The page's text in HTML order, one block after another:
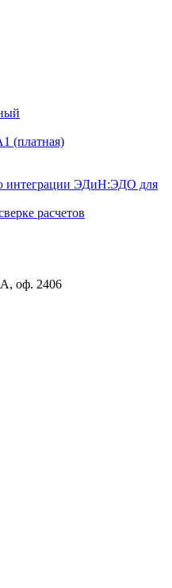
(платная)
интеграции ЭДиН:ЭДО для
расчетов
оф. 2406